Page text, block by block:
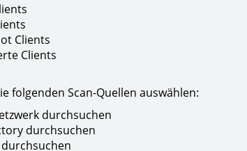
Clients
Clients
folgenden Scan-Quellen auswählen:
durchsuchen
durchsuchen
durchsuchen